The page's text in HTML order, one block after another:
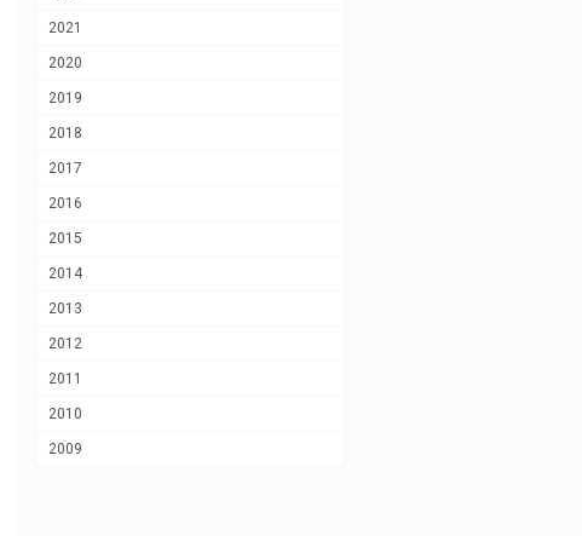
2021
2020
2019
2018
2017
2016
2015
2014
2013
2012
2011
2010
2009